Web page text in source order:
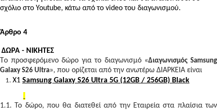
σχόλιο στο Youtube, κάτω από το video του διαγωνισμού.
Άρθρο 4
ΔΩΡΑ - ΝΙΚΗΤΕΣ
Τo προσφερόμενo δώρο για το διαγωνισμό «Διαγωνισμός Samsung
Galaxy S26 Ultra», που ορίζεται από την ανωτέρω ΔΙΑΡΚΕΙΑ είναι
X1 Samsung Galaxy S26 Ultra 5G (12GB / 256GB) Black
1.1. Το δώρο, που θα διατεθεί από την Εταιρεία στα πλαίσια των